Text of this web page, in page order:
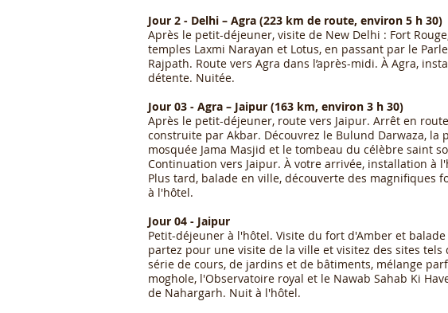
Jour 2 - Delhi – Agra (223 km de route, environ 5 h 30)
Après le petit-déjeuner, visite de New Delhi : Fort
temples Laxmi Narayan et Lotus, en passant par le
Rajpath. Route vers Agra dans l’après-midi. À Agra,
détente. Nuitée.
Jour 03 - Agra – Jaipur (163 km, environ 3 h 30)
Après le petit-déjeuner, route vers Jaipur. Arrêt en
construite par Akbar. Découvrez le Bulund Darwaza, la
mosquée Jama Masjid et le tombeau du célèbre saint
Continuation vers Jaipur. À votre arrivée, installation à
Plus tard, balade en ville, découverte des magnifiques
à l'hôtel.
Jour 04 - Jaipur
Petit-déjeuner à l'hôtel. Visite du fort d'Amber et
partez pour une visite de la ville et visitez des sites tels
série de cours, de jardins et de bâtiments, mélange
moghole, l'Observatoire royal et le Nawab Sahab Ki
de Nahargarh. Nuit à l'hôtel.